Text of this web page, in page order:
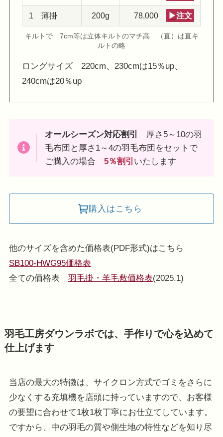
1 薄掛 200g 78,000 ▶注文
キルトで 7cm等は立体キルトのマチ高 （直）は直キ
ルトの略
ロングサイズ 220cm、230cmは15％up、
240cmは20％up
オールシーズン対応割引
厚さ5～10の羽
毛布団と厚さ1～4の羽毛布団をセットで
ご購入の場合5％割引 いたします
購入はこちら
他のサイズを含めた価格表(PDF形式)はこちら
SB100-HWG95価格表
全ての価格表 羽毛掛・羊毛敷価格表(2025.1)
羽毛工房ダウンラボでは、手作りで心を込めて
仕上げます
当店の最大の特徴は、サイクロン方式でゴミをさらに
少なくする充填機を店頭に持っていますので、お客様
の要望に合わせて1枚1枚丁寧にお仕立てしています。
ですから、中の羽毛の質や側生地の特性などを知り尽